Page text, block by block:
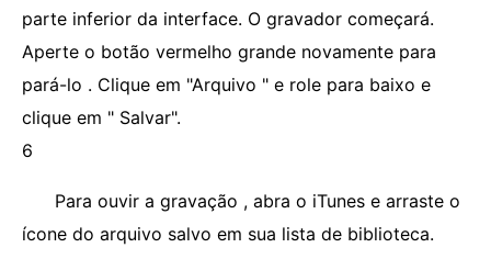
parte inferior da interface. O gravador começará.
Aperte o botão vermelho grande novamente para
pará-lo . Clique em "Arquivo " e role para baixo e
clique em " Salvar".
6
Para ouvir a gravação , abra o iTunes e arraste o
ícone do arquivo salvo em sua lista de biblioteca.